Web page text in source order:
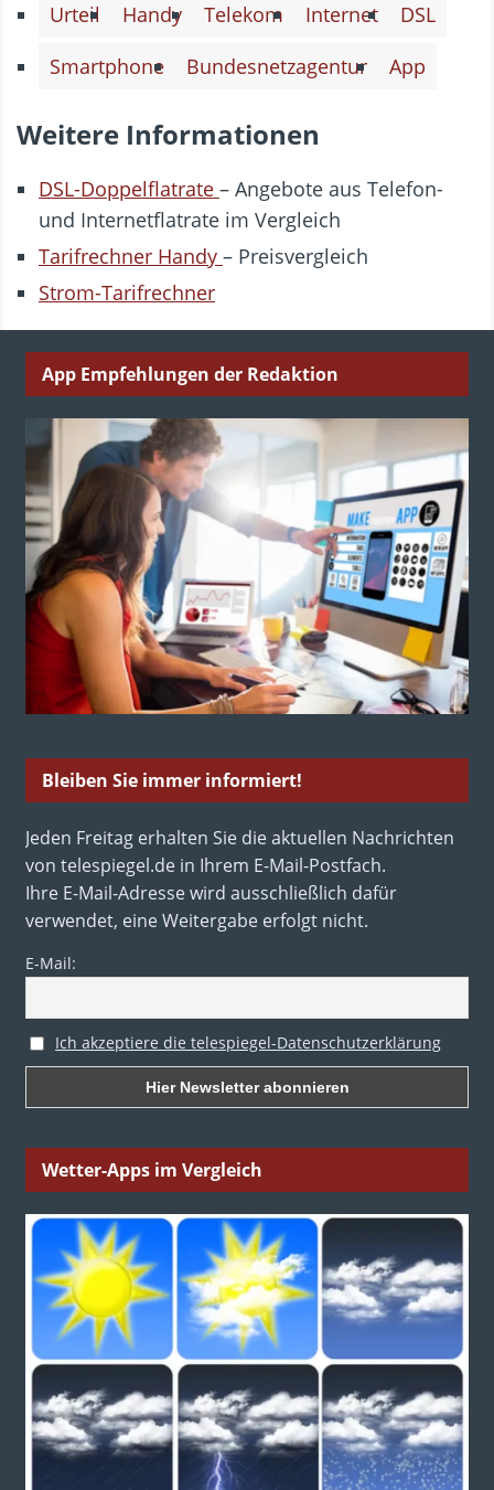
Urteil Handy Telekom Internet
DSL
Smartphone
Bundesnetzagentur App
Weitere Informationen
DSL-Doppelflatrate – Angebote aus Telefon-
und Internetflatrate im Vergleich
Tarifrechner Handy – Preisvergleich
Strom-Tarifrechner
App Empfehlungen der Redaktion
Bleiben Sie immer informiert!
Jeden Freitag erhalten Sie die aktuellen Nachrichten
von telespiegel.de in Ihrem E-Mail-Postfach.
Ihre E-Mail-Adresse wird ausschließlich dafür
verwendet, eine Weitergabe erfolgt nicht.
E-Mail:
Ich akzeptiere die telespiegel-Datenschutzerklärung
Wetter-Apps im Vergleich